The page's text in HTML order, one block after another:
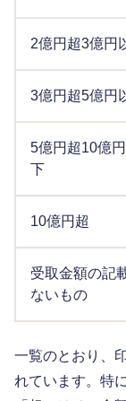
2億円超3億円
3億円超5億円
5億円超10億
下
10億円超
受取金額の記
ないもの
一覧のとおり、
れています。特